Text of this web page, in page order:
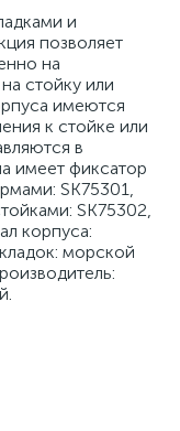
и
позволяет
на
стойку или
имеются
к стойке или
в
имеет фиксатор
SK75301,
SK75302,
корпуса:
морской